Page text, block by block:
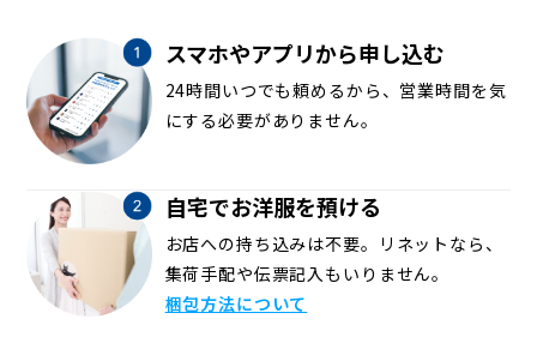
スマホやアプリから申し込む
24時間いつでも頼めるから、営業時間を気
にする必要がありません。
自宅でお洋服を預ける
お店への持ち込みは不要。リネットなら、
集荷手配や伝票記入もいりません。
梱包方法について